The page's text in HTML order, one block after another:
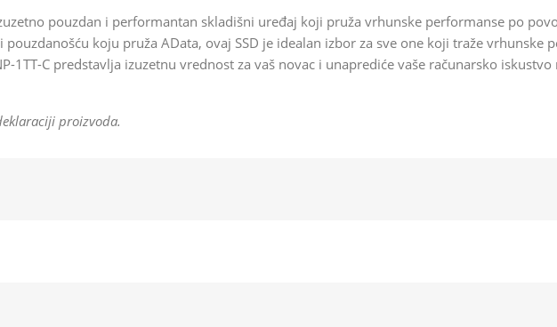
pouzdan i performantan skladišni uređaj koji pruža vrhunske performanse po
koju pruža AData, ovaj SSD je idealan izbor za sve one koji traže vrhunske
1TT-C predstavlja izuzetnu vrednost za vaš novac i unaprediće vaše računarsko iskustvo
proizvoda.